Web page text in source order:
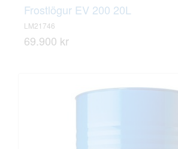
Frostlögur EV 200 20L
LM21746
69.900 kr